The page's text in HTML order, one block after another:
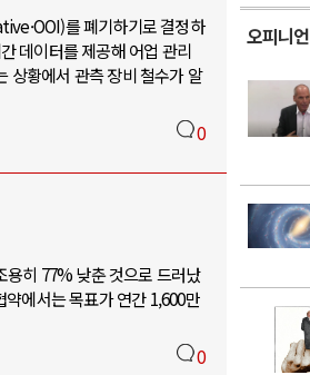
를 폐기하기로 결정하
데이터를 제공해 어업 관리
상황에서 관측 장비 철수가 알
0
용히 77% 낮춘 것으로 드러났
에서는 목표가 연간 1,600만
0
오피니언